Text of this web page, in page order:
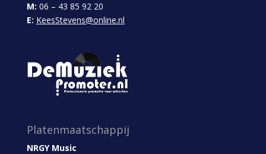
M: 06 – 43 85 92 20
E: KeesStevens@online.nl
Platenmaatschappij
NRGY Music